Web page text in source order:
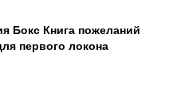
Бокс Книга пожеланий
первого локона